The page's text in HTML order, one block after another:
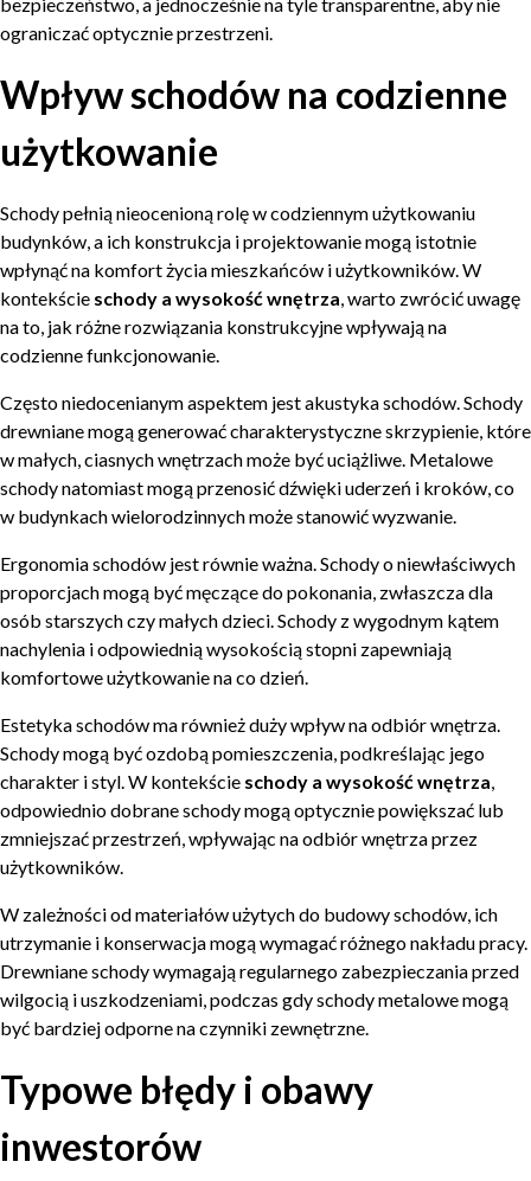
ograniczać optycznie przestrzeni.
Wpływ schodów na codzienne
użytkowanie
Schody pełnią nieocenioną rolę w codziennym użytkowaniu
budynków, a ich konstrukcja i projektowanie mogą istotnie
wpłynąć na komfort życia mieszkańców i użytkowników. W
kontekście schody a wysokość wnętrza, warto zwrócić uwagę
na to, jak różne rozwiązania konstrukcyjne wpływają na
codzienne funkcjonowanie.
Często niedocenianym aspektem jest akustyka schodów. Schody
drewniane mogą generować charakterystyczne skrzypienie, które
w małych, ciasnych wnętrzach może być uciążliwe. Metalowe
schody natomiast mogą przenosić dźwięki uderzeń i kroków, co
w budynkach wielorodzinnych może stanowić wyzwanie.
Ergonomia schodów jest równie ważna. Schody o niewłaściwych
proporcjach mogą być męczące do pokonania, zwłaszcza dla
osób starszych czy małych dzieci. Schody z wygodnym kątem
nachylenia i odpowiednią wysokością stopni zapewniają
komfortowe użytkowanie na co dzień.
Estetyka schodów ma również duży wpływ na odbiór wnętrza.
Schody mogą być ozdobą pomieszczenia, podkreślając jego
charakter i styl. W kontekście schody a wysokość wnętrza,
odpowiednio dobrane schody mogą optycznie powiększać lub
zmniejszać przestrzeń, wpływając na odbiór wnętrza przez
użytkowników.
W zależności od materiałów użytych do budowy schodów, ich
utrzymanie i konserwacja mogą wymagać różnego nakładu pracy.
Drewniane schody wymagają regularnego zabezpieczania przed
wilgocią i uszkodzeniami, podczas gdy schody metalowe mogą
być bardziej odporne na czynniki zewnętrzne.
Typowe błędy i obawy
inwestorów